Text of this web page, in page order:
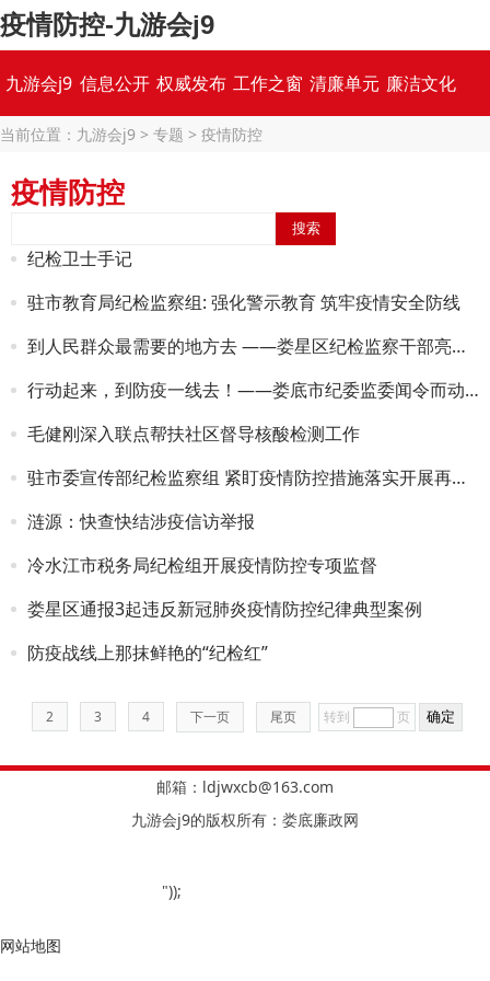
疫情防控-九游会j9
九游会j9 信息公开 权威发布 工作之窗 清廉单元 廉洁文化
专题集锦
当前位置： 九游会j9 > 专题 > 疫情防控
疫情防控
纪检卫士手记
驻市教育局纪检监察组: 强化警示教育 筑牢疫情安全防线
到人民群众最需要的地方去 ——娄星区纪检监察干部亮出“志愿红”守护“健康绿”
行动起来，到防疫一线去！——娄底市纪委监委闻令而动尽锐出战
毛健刚深入联点帮扶社区督导核酸检测工作
驻市委宣传部纪检监察组 紧盯疫情防控措施落实开展再监督
涟源：快查快结涉疫信访举报
冷水江市税务局纪检组开展疫情防控专项监督
娄星区通报3起违反新冠肺炎疫情防控纪律典型案例
防疫战线上那抹鲜艳的“纪检红”
2 3 4 下一页 尾页 转到 页
邮箱： ldjwxcb@163.com
九游会j9的版权所有：娄底廉政网
"));
网站地图